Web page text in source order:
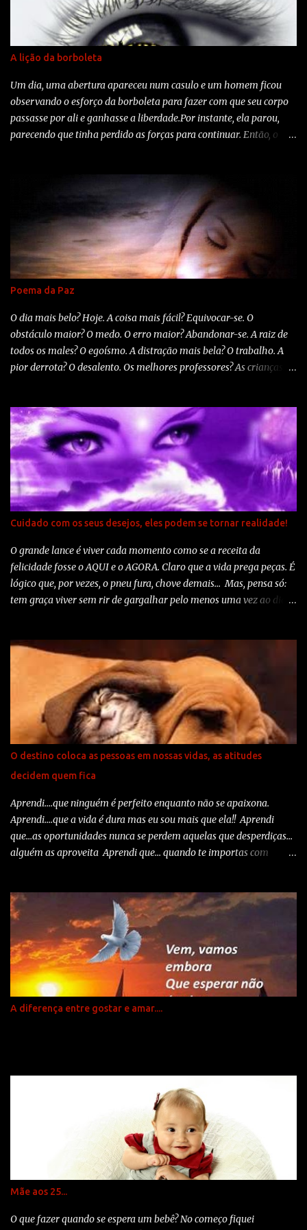
A lição da borboleta
Um dia, uma abertura apareceu num casulo e um homem ficou
observando o esforço da borboleta para fazer com que seu corpo
passasse por ali e ganhasse a liberdade.Por instante, ela parou,
parecendo que tinha perdido as forças para continuar. Então, o
as assas amassadas. O homem continuou a observar a borboleta
porque esperava que, a qualquer momento, as asas dela se
abrissem e ela saisse voando. Nada disto aconteceu. A borboleta
ficou ali rastejando, com o corpo murcho e as asas encolhidas e
nunca foi capaz de voar. O homem, que em sua gentileza e vontade
de ajudar, não compreendeu que o casulo apertado e o esforço
eram necessário para a borboleta vencer esta barreira. Era o
fortaleceria e ela estaria pronta para voar assim que se libertasse
do casulo. Algumas vezes o esforço é tudo que precisamos na...
Poema da Paz
O dia mais belo? Hoje. A coisa mais fácil? Equivocar-se. O
obstáculo maior? O medo. O erro maior? Abandonar-se. A raiz de
todos os males? O egoísmo. A distração mais bela? O trabalho. A
pior derrota? O desalento. Os melhores professores? As crianças. A
humor. A pessoa mais perigosa? A mentirosa. O sentimento pior? O
rancor. O presente mais belo? O perdão. O mais imprescindível? O
lar. A estrada mais rápida? O caminho correto. A sensação mais
grata? A paz interior. O resguardo mais eficaz? O sorriso. O melhor
remédio? O otimismo. A maior satisfação? O dever cumprido. A
força mais potente do mundo? A fé. As pessoas mais necessárias?
Os pais. A coisa mais bela de todas? O amor. Autoria: Madre Teresa
Cuidado com os seus desejos, eles podem se tornar realidade!
O grande lance é viver cada momento como se a receita da
felicidade fosse o AQUI e o AGORA. Claro que a vida prega peças. É
lógico que, por vezes, o pneu fura, chove demais... Mas, pensa só:
tem graça viver sem rir de gargalhar pelo menos uma vez ao dia?
passou foi um ano cheio. Foi cheio de coisas boas e realizações,
mas também cheio de problemas e desilusões. Normal. Às vezes se
espera demais das pessoas. Normal. A grana que não veio, o amigo
que decepcionou, o amor machucou. Normal. O próximo ano não
vai ser diferente. Muda o século, o milênio muda, mas o homem é
cheio de imperfeições, a natureza tem sua personalidade que nem
sempre é a que a gente deseja, mas e aí? Fazer o quê? Acabar com
seu dia? Com seu bom humor? Com sua esperança? O que eu
desejo para todos nós é sabedoria! E que todos saibamos
transformar tudo em uma boa experiência!...
O destino coloca as pessoas em nossas vidas, as atitudes
decidem quem fica
Aprendi....que ninguém é perfeito enquanto não se apaixona.
Aprendi....que a vida é dura mas eu sou mais que ela!! Aprendi
que...as oportunidades nunca se perdem aquelas que desperdiças...
alguém as aproveita Aprendi que... quando te importas com
se sabe as que temos que ouvir. Aprendi que...um sorriso é uma
maneira econômica de melhorar teu aspecto. Aprendi que... não
posso escolher como me sinto... mas posso sempre fazer alguma
coisa. Aprendi que...quando o teu filho recém-nascido segura o teu
dedo na sua mão tenta prendê-lo para toda a vida Aprendi
que...todos, todos querem viver no topo da montanha... mas toda a
felicidade está durante a subida. Aprendi que... temos que
aproveitar da viagem e não apenas pensar na chegada. Aprendi
A diferença entre gostar e amar....
Mãe aos 25...
O que fazer quando se espera um bebê? No começo fiquei